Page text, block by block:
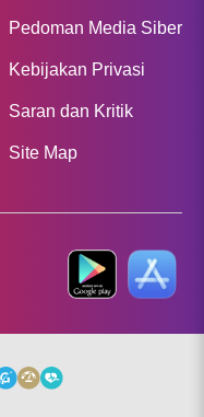
Pedoman Media Siber
Kebijakan Privasi
Saran dan Kritik
Site Map